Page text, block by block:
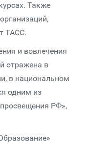
Также
ТАСС.
и вовлечения
отражена в
в национальном
одним из
РФ»,